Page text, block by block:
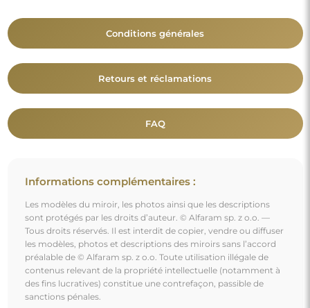
Conditions générales
Retours et réclamations
FAQ
Informations complémentaires :
Les modèles du miroir, les photos ainsi que les descriptions
sont protégés par les droits d’auteur. © Alfaram sp. z o.o. —
Tous droits réservés. Il est interdit de copier, vendre ou diffuser
les modèles, photos et descriptions des miroirs sans l’accord
préalable de © Alfaram sp. z o.o. Toute utilisation illégale de
contenus relevant de la propriété intellectuelle (notamment à
des fins lucratives) constitue une contrefaçon, passible de
sanctions pénales.